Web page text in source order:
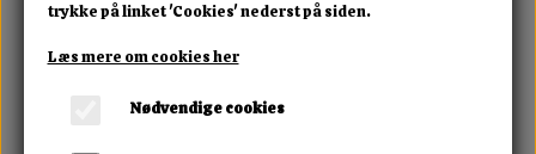
trykke på linket 'Cookies' nederst på siden.
Læs mere om cookies her
Nødvendige cookies